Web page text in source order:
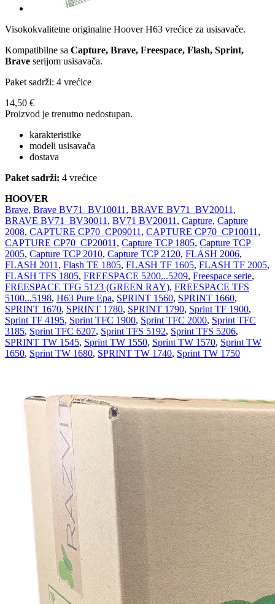
Visokokvalitetne originalne Hoover H63 vrećice za usisavače.
Kompatibilne sa Capture, Brave, Freespace, Flash, Sprint,
Brave serijom usisavača.
Paket sadrži: 4 vrećice
14,50 €
Proizvod je trenutno nedostupan.
karakteristike
modeli usisavača
dostava
Paket sadrži: 4 vrećice
HOOVER
Brave, Brave BV71_BV10011 , BRAVE BV71_BV20011 ,
BRAVE BV71_BV30011 , BV71 BV20011 , Capture, Capture
2008, CAPTURE CP70_CP09011 , CAPTURE CP70_CP10011 ,
CAPTURE CP70_CP20011 , Capture TCP 1805, Capture TCP
2005, Capture TCP 2010, Capture TCP 2120, FLASH 2006,
FLASH 2011 , Flash TE 1805, FLASH TF 1605, FLASH TF 2005,
FLASH TFS 1805, FREESPACE 5200...5209, Freespace serie,
FREESPACE TFG 5123 (GREEN RAY), FREESPACE TFS
5100...5198, H63 Pure Epa, SPRINT 1560, SPRINT 1660,
SPRINT 1670, SPRINT 1780, SPRINT 1790, Sprint TF 1900,
Sprint TF 4195, Sprint TFC 1900, Sprint TFC 2000, Sprint TFC
3185, Sprint TFC 6207, Sprint TFS 5192, Sprint TFS 5206,
SPRINT TW 1545, Sprint TW 1550, Sprint TW 1570, Sprint TW
1650, Sprint TW 1680, SPRINT TW 1740, Sprint TW 1750